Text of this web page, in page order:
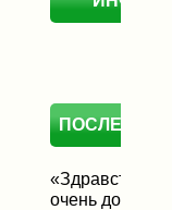
очень долго